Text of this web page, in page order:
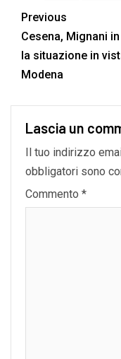
Previous
Cesena, Mignani
la situazione in
Modena
Lascia un
Il tuo indirizzo
obbligatori sono
Commento *